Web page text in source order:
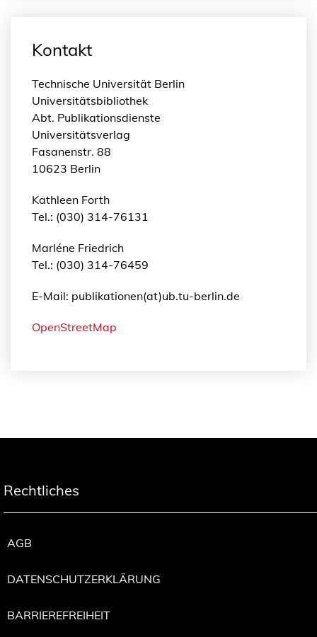
Kontakt
Technische Universität Berlin
Universitätsbibliothek
Abt. Publikationsdienste
Universitätsverlag
Fasanenstr. 88
10623 Berlin
Kathleen Forth
Tel.: (030) 314-76131
Marléne Friedrich
Tel.: (030) 314-76459
E-Mail: publikationen(at)ub.tu-berlin.de
OpenStreetMap
Rechtliches
AGB
DATENSCHUTZERKLÄRUNG
BARRIEREFREIHEIT